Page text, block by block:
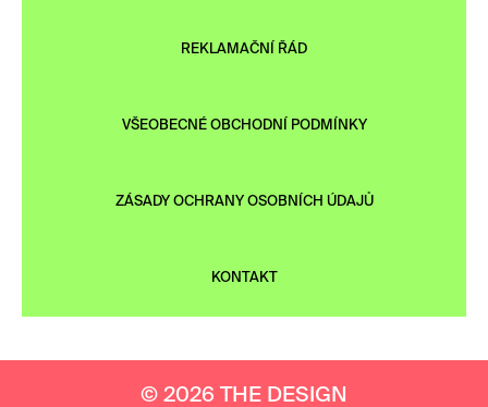
REKLAMAČNÍ ŘÁD
VŠEOBECNÉ OBCHODNÍ PODMÍNKY
ZÁSADY OCHRANY OSOBNÍCH ÚDAJŮ
KONTAKT
© 2026 THE DESIGN